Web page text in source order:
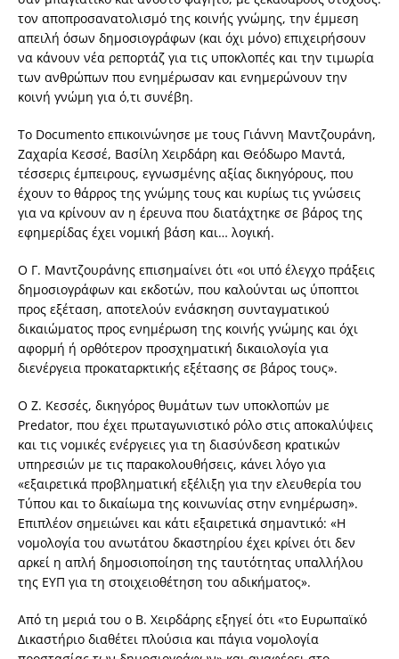
τον αποπροσανατολισμό της κοινής γνώμης, την έμμεση
απειλή όσων δημοσιογράφων (και όχι μόνο) επιχειρήσουν
να κάνουν νέα ρεπορτάζ για τις υποκλοπές και την τιμωρία
των ανθρώπων που ενημέρωσαν και ενημερώνουν την
κοινή γνώμη για ό,τι συνέβη.
Το Documento επικοινώνησε με τους Γιάννη Μαντζουράνη,
Ζαχαρία Κεσσέ, Βασίλη Χειρδάρη και Θεόδωρο Μαντά,
τέσσερις έμπειρους, εγνωσμένης αξίας δικηγόρους, που
έχουν το θάρρος της γνώμης τους και κυρίως τις γνώσεις
για να κρίνουν αν η έρευνα που διατάχτηκε σε βάρος της
εφημερίδας έχει νομική βάση και… λογική.
Ο Γ. Μαντζουράνης επισημαίνει ότι «οι υπό έλεγχο πράξεις
δημοσιογράφων και εκδοτών, που καλούνται ως ύποπτοι
προς εξέταση, αποτελούν ενάσκηση συνταγματικού
δικαιώματος προς ενημέρωση της κοινής γνώμης και όχι
αφορμή ή ορθότερον προσχηματική δικαιολογία για
διενέργεια προκαταρκτικής εξέτασης σε βάρος τους».
Ο Ζ. Κεσσές, δικηγόρος θυμάτων των υποκλοπών με
Predator, που έχει πρωταγωνιστικό ρόλο στις αποκαλύψεις
και τις νομικές ενέργειες για τη διασύνδεση κρατικών
υπηρεσιών με τις παρακολουθήσεις, κάνει λόγο για
«εξαιρετικά προβληματική εξέλιξη για την ελευθερία του
Τύπου και το δικαίωμα της κοινωνίας στην ενημέρωση».
Επιπλέον σημειώνει και κάτι εξαιρετικά σημαντικό: «Η
νομολογία του ανωτάτου δκαστηρίου έχει κρίνει ότι δεν
αρκεί η απλή δημοσιοποίηση της ταυτότητας υπαλλήλου
της ΕΥΠ για τη στοιχειοθέτηση του αδικήματος».
Από τη μεριά του ο Β. Χειρδάρης εξηγεί ότι «το Ευρωπαϊκό
Δικαστήριο διαθέτει πλούσια και πάγια νομολογία